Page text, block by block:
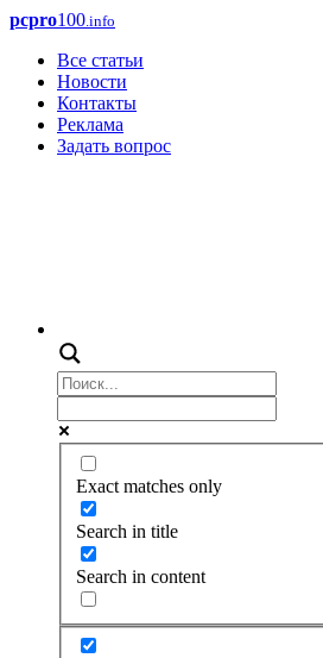
pcpro100.info
Все статьи
Новости
Контакты
Реклама
Задать вопрос
Exact matches only
Search in title
Search in content